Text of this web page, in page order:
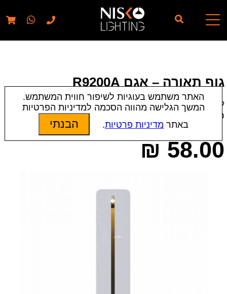
// elementor template for pages - should also ignore woo
pages!!
גוף תאורה – אגם R9200A
קטגוריות:שקועי קיר| שקועי קיר/חומה|תאורת פנים
מק״ט:
13134
58.00
₪
האתר משתמש בעוגיות לשיפור חווית המשתמש.
המשך הגלישה מהווה הסכמה למדיניות הפרטיות
באתר מדיניות פרטיות. הבנתי